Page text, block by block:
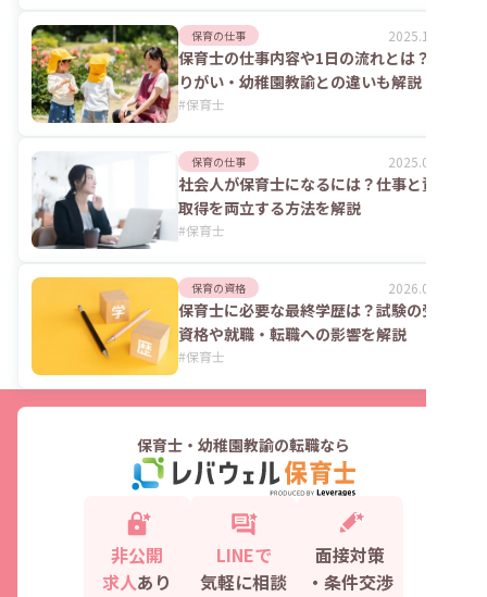
保育の仕事 2025.11.10
保育士の仕事内容や1日の流れとは？や
りがい・幼稚園教諭との違いも解説
#保育士
保育の仕事 2025.08.25
社会人が保育士になるには？仕事と資格
取得を両立する方法を解説
#保育士
保育の資格 2026.05.11
保育士に必要な最終学歴は？試験の受験
資格や就職・転職への影響を解説
#保育士
保育士・幼稚園教諭の転職なら
非公開
求人あり
LINEで
気軽に相談
面接対策
・条件交渉